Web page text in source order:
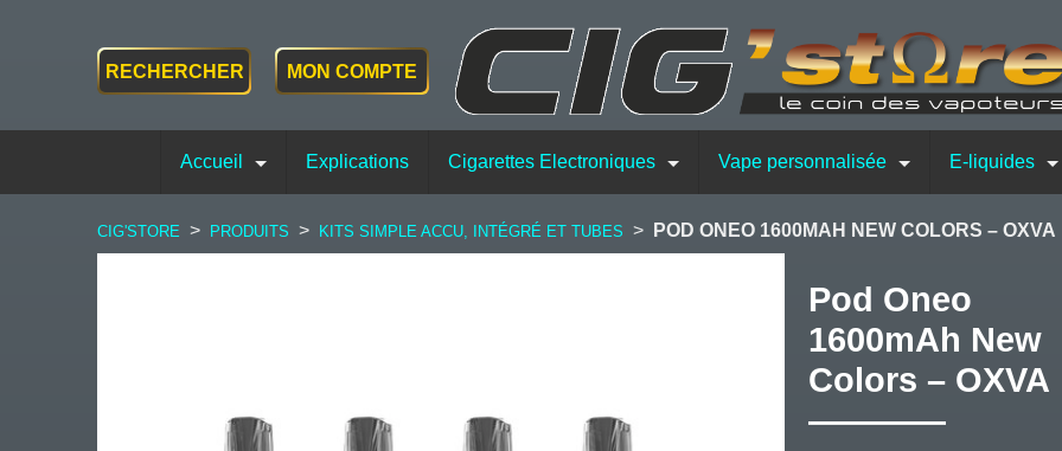
RECHERCHER MON COMPTE
Accueil Explications Cigarettes Electroniques Vape personnalisée E-liquides
CIG'STORE > PRODUITS > KITS SIMPLE ACCU, INTÉGRÉ ET TUBES > POD ONEO 1600MAH NEW COLORS – OXVA
Pod Oneo
1600mAh New
Colors – OXVA